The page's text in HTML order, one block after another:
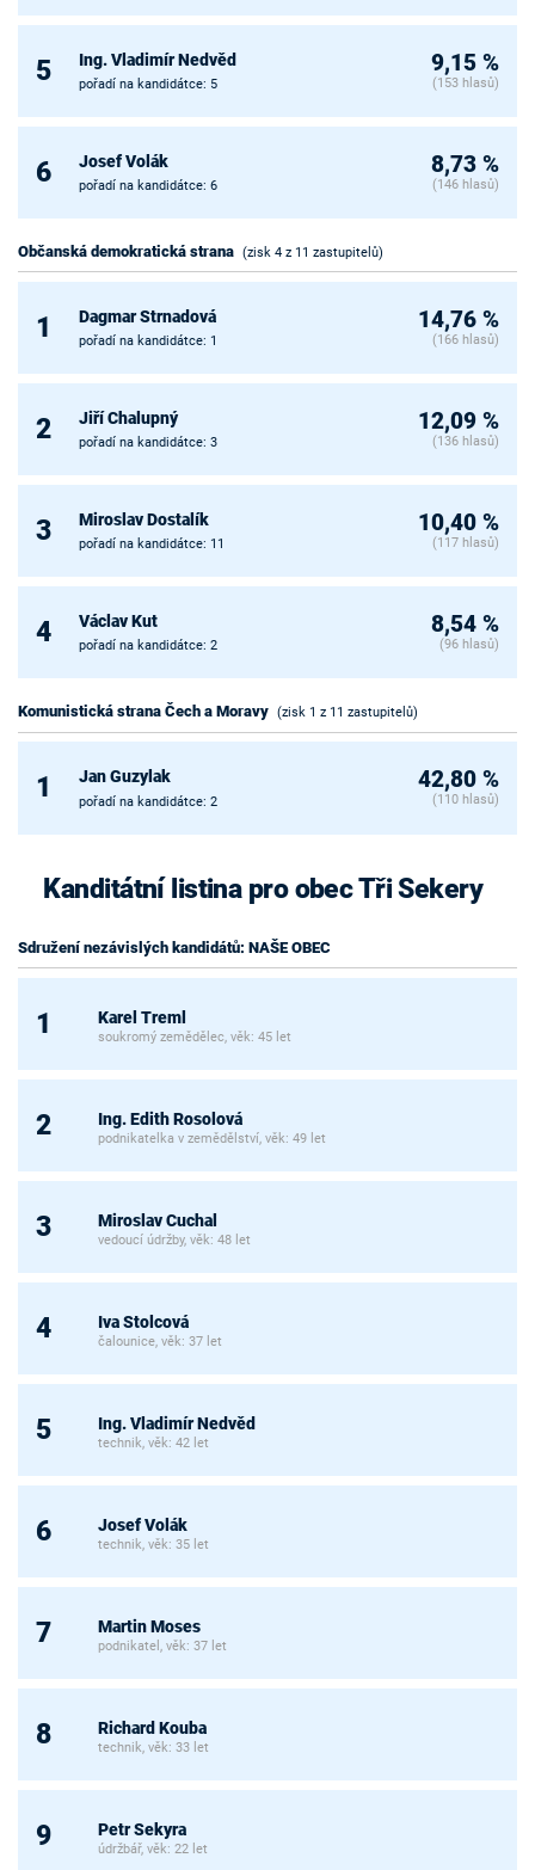
5 Ing. Vladimír Nedvěd
pořadí na kandidátce: 5
9,15 %
(153 hlasů)
6 Josef Volák
pořadí na kandidátce: 6
8,73 %
(146 hlasů)
Občanská demokratická strana (zisk 4 z 11 zastupitelů)
1 Dagmar Strnadová
pořadí na kandidátce: 1
14,76 %
(166 hlasů)
2 Jiří Chalupný
pořadí na kandidátce: 3
12,09 %
(136 hlasů)
3 Miroslav Dostalík
pořadí na kandidátce: 11
10,40 %
(117 hlasů)
4 Václav Kut
pořadí na kandidátce: 2
8,54 %
(96 hlasů)
Komunistická strana Čech a Moravy (zisk 1 z 11 zastupitelů)
1 Jan Guzylak
pořadí na kandidátce: 2
42,80 %
(110 hlasů)
Kanditátní listina pro obec Tři Sekery
Sdružení nezávislých kandidátů: NAŠE OBEC
1 Karel Treml
soukromý zemědělec, věk: 45 let
2 Ing. Edith Rosolová
podnikatelka v zemědělství, věk: 49 let
3 Miroslav Cuchal
vedoucí údržby, věk: 48 let
4 Iva Stolcová
čalounice, věk: 37 let
5 Ing. Vladimír Nedvěd
technik, věk: 42 let
6 Josef Volák
technik, věk: 35 let
7 Martin Moses
podnikatel, věk: 37 let
8 Richard Kouba
technik, věk: 33 let
9 Petr Sekyra
údržbář, věk: 22 let